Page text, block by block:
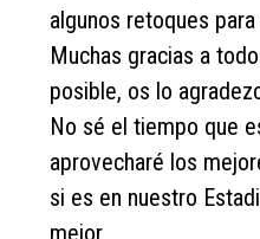
algunos retoques para
Muchas gracias a
posible, os lo
No sé el tiempo que
aprovecharé los
si es en nuestro
mejor